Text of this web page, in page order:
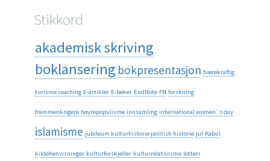
Stikkord
akademisk skriving
boklansering bokpresentasjon bærekraftig
turisme coaching E-artikler E-bøker EndNote FN forskning
fremmenkrigere høyrepopulisme innsamling international women`s day
islamisme jubileum kulturhistorie politisk historie jul Kabul
kildehenvisninger kulturforskjeller kulturrelativisme lotteri